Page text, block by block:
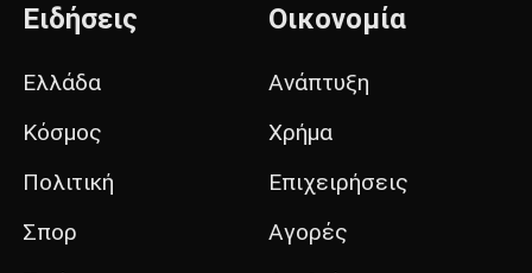
Ειδήσεις
Ελλάδα
Κόσμος
Πολιτική
Σπορ
Οικονομία
Ανάπτυξη
Χρήμα
Επιχειρήσεις
Αγορές